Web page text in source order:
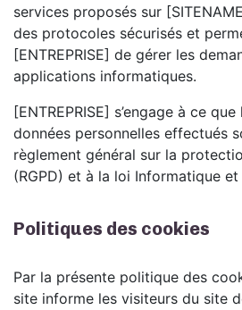
services proposés sur
des protocoles sécurisés et
[ENTREPRISE] de gérer les
applications informatiques.
[ENTREPRISE] s’engage à ce
données personnelles effectués
règlement général sur la
(RGPD) et à la loi Informatique
Politiques des cookies
Par la présente politique des
site informe les visiteurs du site